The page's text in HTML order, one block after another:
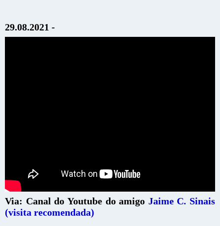
29.08.2021 -
Via: Canal do Youtube do amigo Jaime C. Sinais
(visita recomendada)